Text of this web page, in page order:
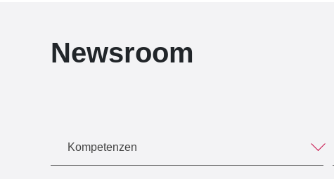
Newsroom
Kompetenzen